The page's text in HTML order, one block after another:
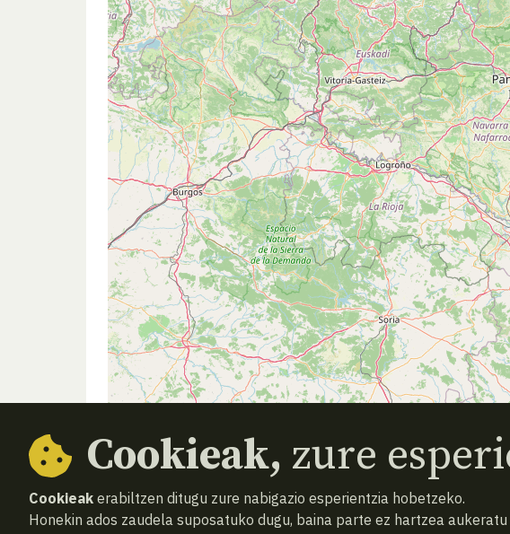
Cookieak, zure
Cookieak erabiltzen ditugu zure nabigazio esperientzia hobetzeko.
Honekin ados zaudela suposatuko dugu, baina parte ez hartzea aukeratu